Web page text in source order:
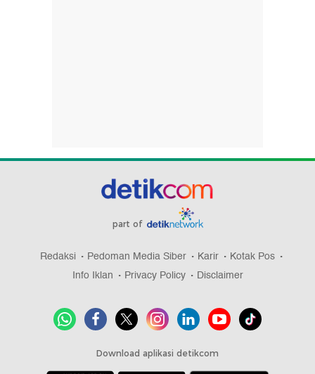
part of
Redaksi Pedoman Media Siber Karir
Kotak Pos
Info Iklan
Privacy Policy Disclaimer
Download aplikasi detikcom